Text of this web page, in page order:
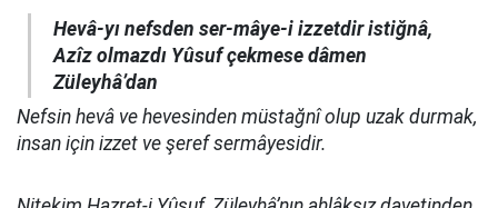
Hevâ-yı nefsden ser-mâye-i izzetdir istiğnâ,
Azîz olmazdı Yûsuf çekmese dâmen
Züleyhâ’dan
Nefsin hevâ ve hevesinden müstağnî olup uzak durmak,
insan için izzet ve şeref sermâyesidir.